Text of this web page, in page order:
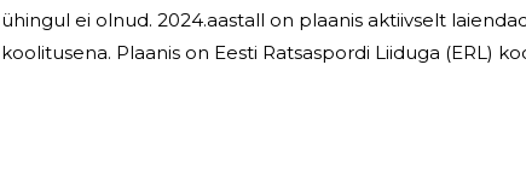
ühingul ei olnud. 2024.aastall on plaanis aktiivselt laiendada koolitusteenust ja seda eelkõige teoreetilise
koolitusena. Plaanis on Eesti Ratsaspordi Liiduga (ERL) koostöös alustada ratsakoolide õpilaste